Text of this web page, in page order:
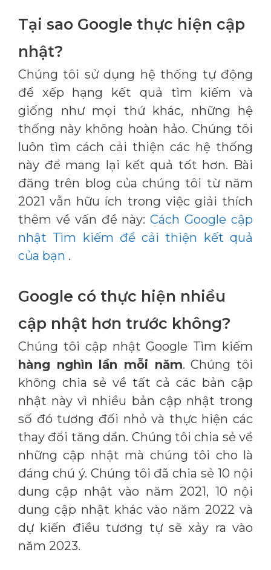
Tại sao Google thực hiện cập
nhật?
Chúng tôi sử dụng hệ thống tự động
để xếp hạng kết quả tìm kiếm và
giống như mọi thứ khác, những hệ
thống này không hoàn hảo. Chúng tôi
luôn tìm cách cải thiện các hệ thống
này để mang lại kết quả tốt hơn. Bài
đăng trên blog của chúng tôi từ năm
2021 vẫn hữu ích trong việc giải thích
thêm về vấn đề này:Cách Google cập
nhật Tìm kiếm để cải thiện kết quả
của bạn .
Google có thực hiện nhiều
cập nhật hơn trước không?
Chúng tôi cập nhật Google Tìm kiếm
hàng nghìn lần mỗi năm. Chúng tôi
không chia sẻ về tất cả các bản cập
nhật này vì nhiều bản cập nhật trong
số đó tương đối nhỏ và thực hiện các
thay đổi tăng dần. Chúng tôi chia sẻ về
những cập nhật mà chúng tôi cho là
đáng chú ý. Chúng tôi đã chia sẻ 10 nội
dung cập nhật vào năm 2021, 10 nội
dung cập nhật khác vào năm 2022 và
dự kiến ​​điều tương tự sẽ xảy ra vào
năm 2023.